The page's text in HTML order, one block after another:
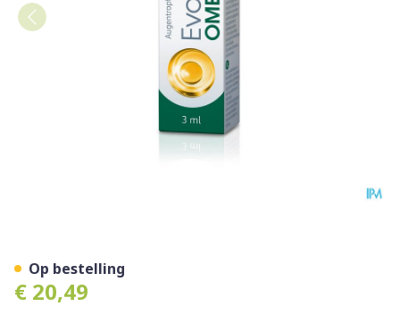
€ 20,49
Op bestelling